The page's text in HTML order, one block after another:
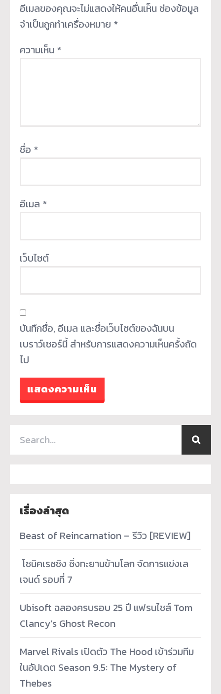
อีเมลของคุณจะไม่แสดงให้คนอื่นเห็น ช่องข้อมูล
จำเป็นถูกทำเครื่องหมาย *
ความเห็น *
ชื่อ *
อีเมล *
เว็บไซต์
บันทึกชื่อ, อีเมล และชื่อเว็บไซต์ของฉันบน
เบราว์เซอร์นี้ สำหรับการแสดงความเห็นครั้งถัด
ไป
เรื่องล่าสุด
Beast of Reincarnation – รีวิว [REVIEW]
­ โซนิคเรซซิง ซิ่งทะยานข้ามโลก จัดการแข่งเล
เจนด์ รอบที่ 7
Ubisoft ฉลองครบรอบ 25 ปี แฟรนไชส์ Tom
Clancy’s Ghost Recon
Marvel Rivals เปิดตัว The Hood เข้าร่วมทีม
ในอัปเดต Season 9.5: The Mystery of
Thebes